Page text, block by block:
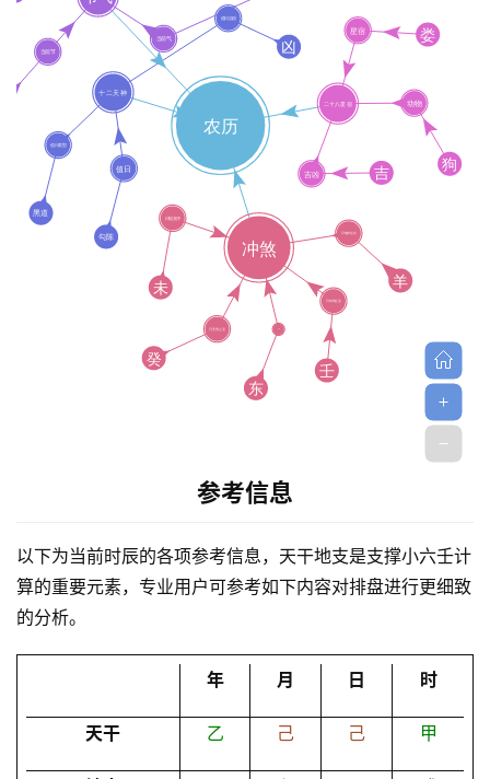
黄
参考信息
以下为当前时辰的各项参考信息，天干地支是支撑小六壬计
算的重要元素，专业用户可参考如下内容对排盘进行更细致
的分析。
年 月 日 时
天干 乙 己 己 甲